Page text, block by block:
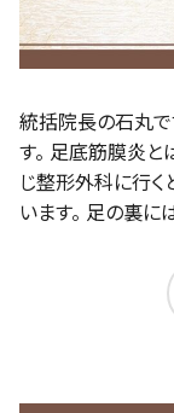
統括院長の石丸で
す。 足底筋膜炎
じ整形外科に行く
います。 足の裏